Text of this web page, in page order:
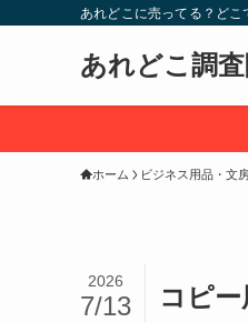
あれどこに売ってる？どこ
あれどこ調
ホーム ビジネス用品・文
コピ
2026
7/13